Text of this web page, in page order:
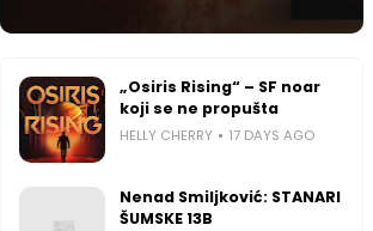
„Osiris Rising“ – SF noar
koji se ne propušta
HELLY CHERRY 17 DAYS AGO
Nenad Smiljković: STANARI
ŠUMSKE 13B